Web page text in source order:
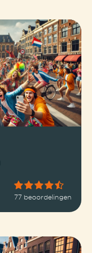
77 beoordelingen